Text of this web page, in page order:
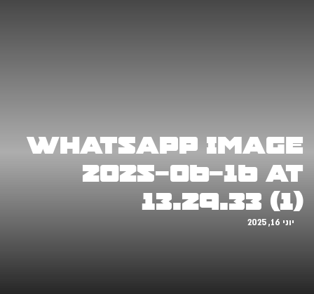
WhatsApp Image
2025-06-16 at
13.29.33 (1)
יוני 16, 2025